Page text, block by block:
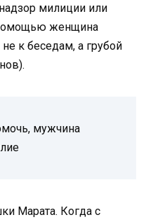
милиции или
помощью женщина
к беседам, а грубой
мужчина
Марата. Когда с